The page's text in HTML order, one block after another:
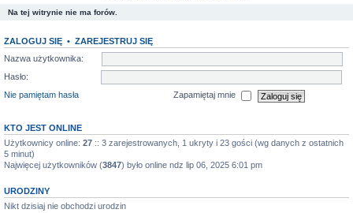
Na tej witrynie nie ma forów.
ZALOGUJ SIĘ • ZAREJESTRUJ SIĘ
Nazwa użytkownika:
Hasło:
Nie pamiętam hasła
Zapamiętaj mnie
KTO JEST ONLINE
Użytkownicy online: 27 :: 3 zarejestrowanych, 1 ukryty i 23 gości (wg danych z ostatnich
5 minut)
Najwięcej użytkowników (3847) było online ndz lip 06, 2025 6:01 pm
URODZINY
Nikt dzisiaj nie obchodzi urodzin